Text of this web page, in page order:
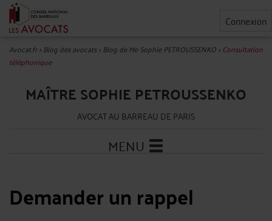
Connexion
Avocat.fr>Blog des avocats>Blog de Me Sophie PETROUSSENKO> Consultation
téléphonique
MAÎTRE SOPHIE PETROUSSENKO
AVOCAT AU BARREAU DE PARIS
MENU
Demander un rappel